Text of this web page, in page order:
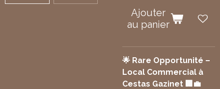
Ajouter
au panier
🌟 Rare Opportunité –
Local Commercial à
Cestas Gazinet 🏢💼